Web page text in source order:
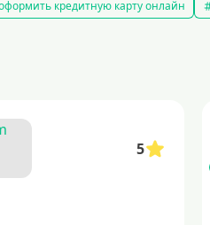
кредитную карту онлайн
5